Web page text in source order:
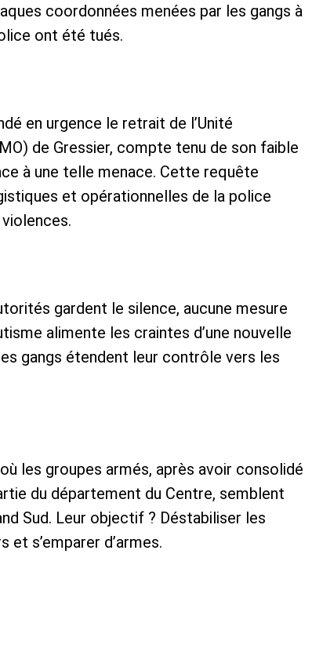
coordonnées menées par les gangs à
ont été tués.
en urgence le retrait de l’Unité
de Gressier, compte tenu de son faible
à une telle menace. Cette requête
et opérationnelles de la police
gardent le silence, aucune mesure
alimente les craintes d’une nouvelle
gangs étendent leur contrôle vers les
les groupes armés, après avoir consolidé
du département du Centre, semblent
Sud. Leur objectif ? Déstabiliser les
s’emparer d’armes.